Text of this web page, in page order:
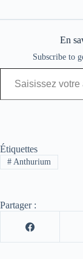
En
Subscribe to
Saisissez votre adresse e-mail…
Étiquettes
#Anthurium
Partager :